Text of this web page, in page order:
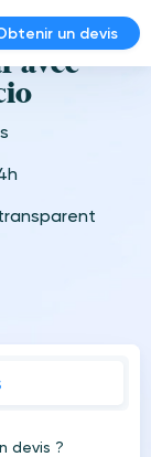
un devis
avec
devis ?